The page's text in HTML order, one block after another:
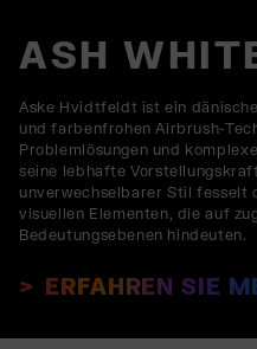
ASH
Aske Hvidtfeldt ist ein
und farbenfrohen Airbrush-
Problemlösungen und
seine lebhafte
unverwechselbarer Stil
visuellen Elementen, die auf
Bedeutungsebenen hindeuten.
ERFAHREN SIE